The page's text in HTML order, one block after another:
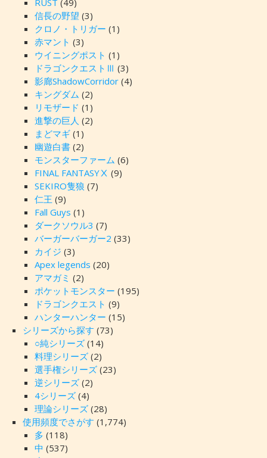
RUST (49)
信長の野望 (3)
クロノ・トリガー (1)
赤マント (3)
ウイニングポスト (1)
ドラゴンクエストⅢ (3)
影廊ShadowCorridor(4)
キングダム (2)
リモザード (1)
進撃の巨人 (2)
まどマギ(1)
幽遊白書(2)
モンスターファーム (6)
FINAL FANTASYⅩ (9)
SEKIRO隻狼 (7)
仁王 (9)
Fall Guys (1)
ダークソウル3 (7)
バーガーバーガー2 (33)
カイジ (3)
Apex legends (20)
アマガミ (2)
ポケットモンスター (195)
ドラゴンクエスト (9)
ハンターハンター (15)
シリーズから探す (73)
○純シリーズ(14)
料理シリーズ(2)
選手権シリーズ(23)
逆シリーズ(2)
4シリーズ(4)
理論シリーズ(28)
使用頻度でさがす (1,774)
多 (118)
中 (537)